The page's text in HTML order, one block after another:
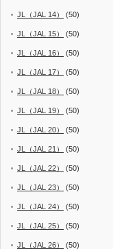
JL（JAL 14） (50)
JL（JAL 15） (50)
JL（JAL 16） (50)
JL（JAL 17） (50)
JL（JAL 18） (50)
JL（JAL 19） (50)
JL（JAL 20） (50)
JL（JAL 21） (50)
JL（JAL 22） (50)
JL（JAL 23） (50)
JL（JAL 24） (50)
JL（JAL 25） (50)
JL（JAL 26） (50)